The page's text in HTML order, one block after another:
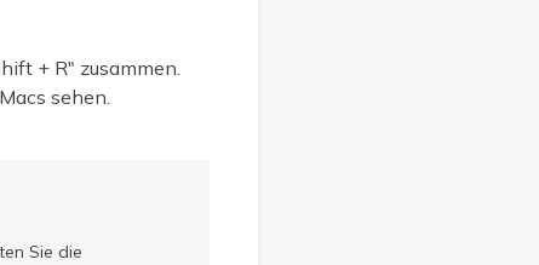
+ R" zusammen.
sehen.
Sie die